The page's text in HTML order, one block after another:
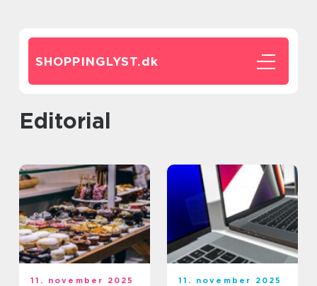
SHOPPINGLYST.dk
editorial
11. november 2025 11. november 2025